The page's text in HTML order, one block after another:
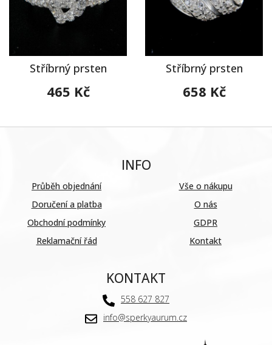
Stříbrný prsten
465 Kč
Stříbrný prsten
658 Kč
INFO
Průběh objednání
Doručení a platba
Obchodní podmínky
Reklamační řád
Vše o nákupu
O nás
GDPR
Kontakt
KONTAKT
558 627 827
info@sperkyaurum.cz